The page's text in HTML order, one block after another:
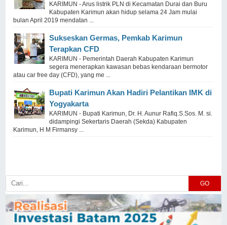
KARIMUN - Arus listrik PLN di Kecamatan Durai dan Buru
Kabupaten Karimun akan hidup selama 24 Jam mulai
bulan April 2019 mendatan ...
Sukseskan Germas, Pemkab Karimun
Terapkan CFD
KARIMUN - Pemerintah Daerah Kabupaten Karimun
segera menerapkan kawasan bebas kendaraan bermotor
atau car free day (CFD), yang me ...
Bupati Karimun Akan Hadiri Pelantikan IMK di
Yogyakarta
KARIMUN - Bupati Karimun, Dr. H. Aunur Rafiq.S.Sos. M. si.
didampingi Sekertaris Daerah (Sekda) Kabupaten
Karimun, H M Firmansy ...
GO